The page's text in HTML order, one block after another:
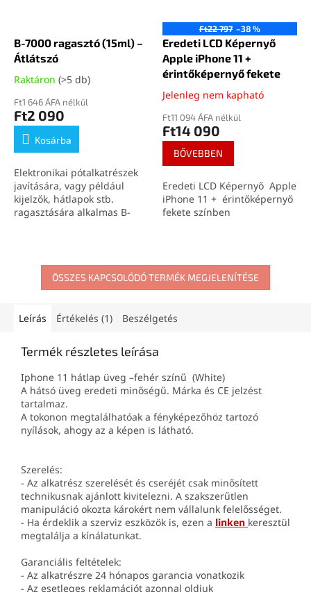
B-7000 ragasztó (15ml) –
Átlátszó
Raktáron (>5 db)
Ft1 646 ÁFA nélkül
Ft2 090
Kosárba
Elektronikai pótalkatrészek
javítására, vagy például
kijelzők, hátlapok stb.
ragasztására alkalmas B-
Ft22 797 –38 %
Eredeti LCD Képernyő
Apple iPhone 11 +
érintőképernyő fekete
Jelenleg nem kapható
Ft11 094 ÁFA nélkül
Ft14 090
BŐVEBBEN
Eredeti LCD Képernyő Apple
iPhone 11 + érintőképernyő
fekete színben
ÖSSZES KAPCSOLÓDÓ TERMÉK MEGJELENÍTÉSE
Leírás Értékelés (1) Beszélgetés
Termék részletes leírása
Iphone 11 hátlap üveg –fehér színű (White)
A hátsó üveg eredeti minőségű. Márka és CE jelzést
tartalmaz.
A tokonon megtalálhatóak a fényképezőhöz tartozó
nyílások, ahogy az a képen is látható.
Szerelés:
- Az alkatrész szerelését és cseréjét csak minősített
technikusnak ajánlott kivitelezni. A szakszerűtlen
manipuláció okozta károkért nem vállalunk felelősséget.
- Ha érdeklik a szerviz eszközök is, ezen a linken keresztül
megtalálja a kínálatunkat.
Garanciális feltételek:
- Az alkatrészre 24 hónapos garancia vonatkozik
- Az esetleges reklamációt azonnal oldjuk